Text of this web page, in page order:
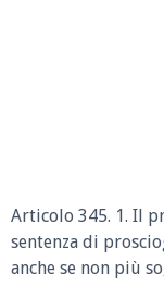
Articolo 345. 1. Il
sentenza di
anche se non più